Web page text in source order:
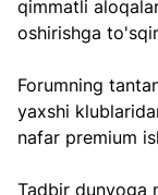
qimmatli
oshirishga
Forumning
yaxshi
nafar premium
Tadbir dunyoga